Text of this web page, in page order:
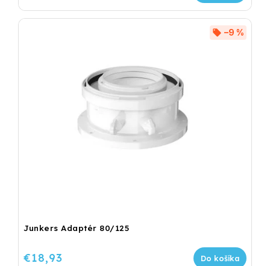
Junkers Adaptér 80/125
–9 %
€18,93 Do košíka